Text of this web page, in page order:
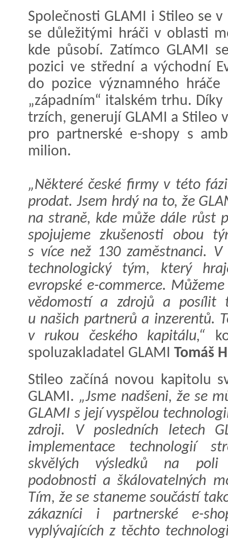
Společnosti GLAMI i Stileo se
se důležitými hráči v oblasti
kde působí. Zatímco GLAMI
pozici ve střední a východní
do pozice významného
„západním“ italském trhu.
trzích, generují GLAMI a Stileo
pro partnerské e-shopy s
milion.
„Některé české firmy v této
prodat. Jsem hrdý na to, že
na straně, kde může dále růst
spojujeme zkušenosti obou
s více než 130 zaměstnanci.
technologický tým, který
evropské e-commerce.
vědomostí a zdrojů a posílit
u našich partnerů a inzerentů.
v rukou českého kapitálu,“
spoluzakladatel GLAMI Tomáš
Stileo začíná novou kapitolu
GLAMI. „Jsme nadšeni, že se
GLAMI s její vyspělou
zdroji. V posledních letech
implementace technologií
skvělých výsledků na poli
podobnosti a škálovatelných
Tím, že se staneme součástí
zákazníci i partnerské e-
vyplývajících z těchto